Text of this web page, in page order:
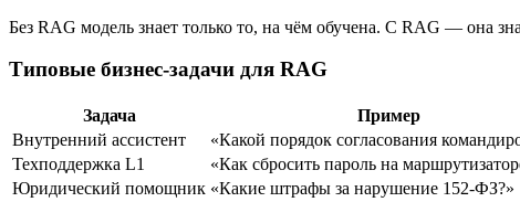
Без RAG модель знает только то, на чём обучена. С RAG — она
Типовые бизнес-задачи для RAG
Задача Пример
Внутренний ассистент
«Какой порядок согласования
Техподдержка L1
«Как сбросить пароль на
Юридический помощник «Какие штрафы за нарушение 152-ФЗ?»